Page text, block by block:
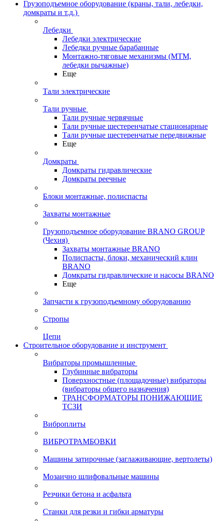
Грузоподъемное оборудование (краны, тали, лебедки,
домкраты и т.д.)
Лебедки
Лебедки электрические
Лебедки ручные барабанные
Монтажно-тяговые механизмы (МТМ,
лебедки рычажные)
Еще
Тали электрические
Тали ручные
Тали ручные червячные
Тали ручные шестеренчатые стационарные
Тали ручные шестеренчатые передвижные
Еще
Домкраты
Домкраты гидравлические
Домкраты реечные
Блоки монтажные, полиспасты
Захваты монтажные
Грузоподъемное оборудование BRANO GROUP
(Чехия)
Захваты монтажные BRANO
Полиспасты, блоки, механический клин
BRANO
Домкраты гидравлические и насосы BRANO
Еще
Запчасти к грузоподъемному оборудованию
Стропы
Цепи
Строительное оборудование и инструмент
Вибраторы промышленные
Глубинные вибраторы
Поверхностные (площадочные) вибраторы
(вибраторы общего назначения)
ТРАНСФОРМАТОРЫ ПОНИЖАЮЩИЕ
ТСЗИ
Виброплиты
ВИБРОТРАМБОВКИ
Машины затирочные (заглаживающие, вертолеты)
Мозаично шлифовальные машины
Резчики бетона и асфальта
Станки для резки и гибки арматуры